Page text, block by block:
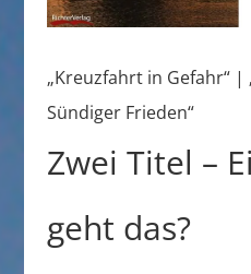
„Kreuzfahrt in Gefahr“ |
Sündiger Frieden“
Zwei Titel –
geht das?